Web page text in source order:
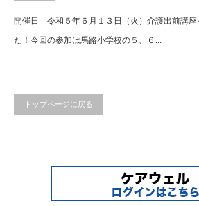
開催日 令和５年６月１３日（火）介護出前講座
た！今回の参加は馬路小学校の５、６...
トップページに戻る